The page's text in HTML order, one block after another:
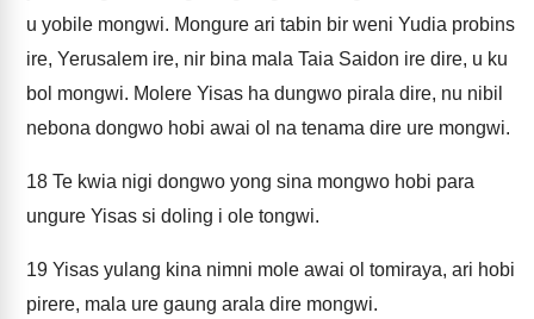
u yobile mongwi. Mongure ari tabin bir weni Yudia probins
ire, Yerusalem ire, nir bina mala Taia Saidon ire dire, u ku
bol mongwi. Molere Yisas ha dungwo pirala dire, nu nibil
nebona dongwo hobi awai ol na tenama dire ure mongwi.
18 Te kwia nigi dongwo yong sina mongwo hobi para
ungure Yisas si doling i ole tongwi.
19 Yisas yulang kina nimni mole awai ol tomiraya, ari hobi
pirere, mala ure gaung arala dire mongwi.